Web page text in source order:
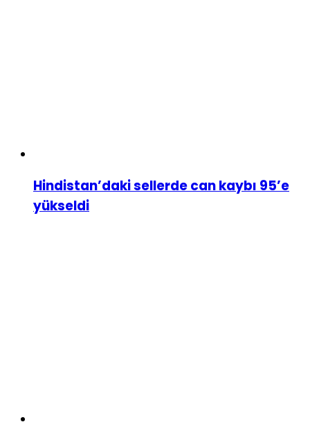
Hindistan’daki sellerde can kaybı 95’e
yükseldi